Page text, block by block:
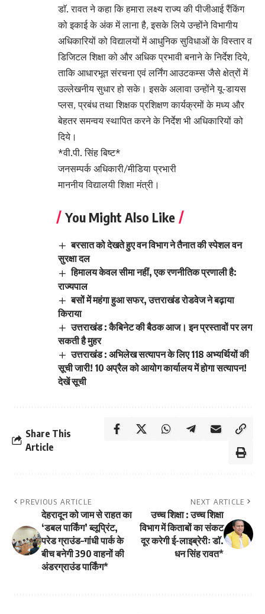
डाॅ. रावत ने कहा कि हमारा लक्ष्य राज्य की पीजीआई रैंकिंग
को इकाई के अंक में लाना है, इसके लिये उन्होंने विभागीय
अधिकारियों को विद्यालयों में आधुनिक सुविधाओं के विस्तार व
डिजिटल शिक्षा को और अधिक प्रभावी बनाने के निर्देश दिये,
ताकि आधारभूत संरचना एवं लर्निंग आउटकम्स जैसे क्षेत्रों में
उल्लेखनीय सुधार हो सके। इसके अलावा उन्होंने यू-डायस
प्लस, प्रबंध तथा शिक्षक प्रशिक्षण कार्यक्रमों के मध्य और
बेहतर समन्वय स्थापित करने के निर्देश भी अधिकारियों को
दिये।
*वी.पी. सिंह बिष्ट*
जनसम्पर्क अधिकारी/मीडिया प्रभारी
माननीय विद्यालयी शिक्षा मंत्री।
You Might Also Like
बरसात को देखते हुए वन विभाग ने तैनात की स्पेशल वन
सुरक्षा दल
हिमालय केवल सीमा नहीं, एक रणनीतिक प्रणाली है:
राज्यपाल
बसों में महंगा हुआ सफर, उत्तराखंड रोडवेज ने बढ़ाया
किराया
उत्तराखंड : कैबिनेट की बैठक आज। इन प्रस्तावों पर लग
सकती है मुहर
उत्तराखंड : अभिलेख सत्यापन के लिए 118 अभ्यर्थियों की
सूची जारी! 10 अप्रैल को आयोग कार्यालय में होगा सत्यापन!
देखें सूची
Share This
Article
PREVIOUS ARTICLE
देहरादून को जाम से राहत का
‘डबल पार्किंग’ ब्लूप्रिंट,
परेड ग्राउंड–गांधी पार्क के
बीच बनेगी 390 वाहनों की
अंडरग्राउंड पार्किंग*
NEXT ARTICLE
उच्च शिक्षा : उच्च शिक्षा
विभाग में किताबों का संकट
दूर करेगी ई-लाइब्रेरीः डाॅ.
धन सिंह रावत*